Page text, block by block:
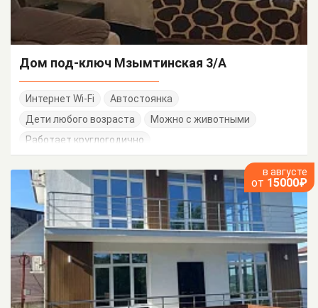
Дом под-ключ Мзымтинская 3/А
Интернет Wi-Fi
Автостоянка
Дети любого возраста
Можно с животными
Работает круглогодично
в августе
от 15000₽